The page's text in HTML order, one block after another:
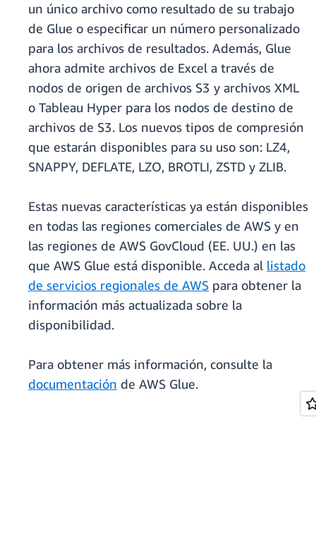
un único archivo como resultado de su trabajo
de Glue o especificar un número personalizado
para los archivos de resultados. Además, Glue
ahora admite archivos de Excel a través de
nodos de origen de archivos S3 y archivos XML
o Tableau Hyper para los nodos de destino de
archivos de S3. Los nuevos tipos de compresión
que estarán disponibles para su uso son: LZ4,
SNAPPY, DEFLATE, LZO, BROTLI, ZSTD y ZLIB.
Estas nuevas características ya están disponibles
en todas las regiones comerciales de AWS y en
las regiones de AWS GovCloud (EE. UU.) en las
que AWS Glue está disponible. Acceda al listado
de servicios regionales de AWS para obtener la
información más actualizada sobre la
disponibilidad.
Para obtener más información, consulte la
documentación de AWS Glue.